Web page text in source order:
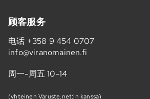
顾客服务
电话 +358 9 454 0707
info@viranomainen.fi
周一-周五 10-14
(yhteinen Varuste.net:in kanssa)